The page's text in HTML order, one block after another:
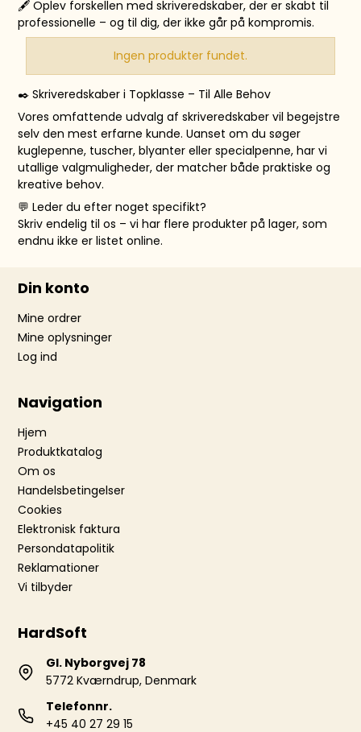
🖋️ Oplev forskellen med skriveredskaber, der er skabt til
professionelle – og til dig, der ikke går på kompromis.
Ingen produkter fundet.
✒️ Skriveredskaber i Topklasse – Til Alle Behov
Vores omfattende udvalg af skriveredskaber vil begejstre
selv den mest erfarne kunde. Uanset om du søger
kuglepenne, tuscher, blyanter eller specialpenne, har vi
utallige valgmuligheder, der matcher både praktiske og
kreative behov.
💬 Leder du efter noget specifikt?
Skriv endelig til os – vi har flere produkter på lager, som
endnu ikke er listet online.
Din konto
Mine ordrer
Mine oplysninger
Log ind
Navigation
Hjem
Produktkatalog
Om os
Handelsbetingelser
Cookies
Elektronisk faktura
Persondatapolitik
Reklamationer
Vi tilbyder
HardSoft
Gl. Nyborgvej 78
5772 Kværndrup, Denmark
Telefonnr.
+45 40 27 29 15